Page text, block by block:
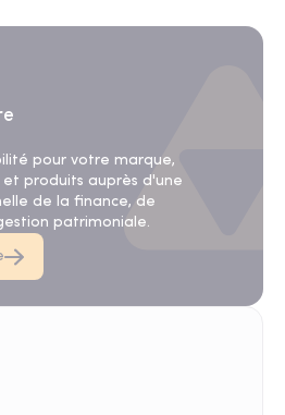
pour votre marque,
produits auprès d'une
de la finance, de
patrimoniale.